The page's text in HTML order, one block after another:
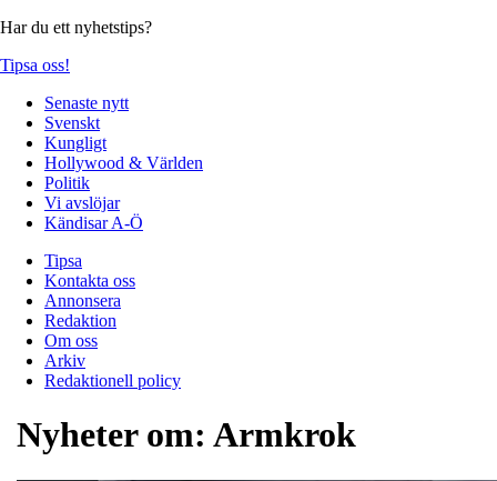
Har du ett nyhetstips?
Tipsa oss!
Senaste nytt
Svenskt
Kungligt
Hollywood & Världen
Politik
Vi avslöjar
Kändisar A-Ö
Tipsa
Kontakta oss
Annonsera
Redaktion
Om oss
Arkiv
Redaktionell policy
Nyheter om: Armkrok